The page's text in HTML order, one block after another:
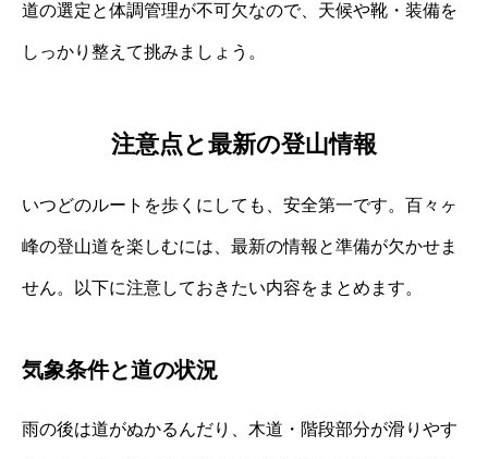
道の選定と体調管理が不可欠なので、天候や靴・装備を
しっかり整えて挑みましょう。
注意点と最新の登山情報
いつどのルートを歩くにしても、安全第一です。百々ヶ
峰の登山道を楽しむには、最新の情報と準備が欠かせま
せん。以下に注意しておきたい内容をまとめます。
気象条件と道の状況
雨の後は道がぬかるんだり、木道・階段部分が滑りやす